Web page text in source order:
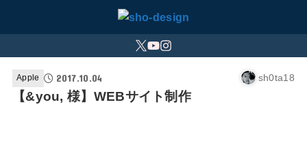
Apple 2017.10.04 sh0ta18
【&you, 様】WEBサイト制作